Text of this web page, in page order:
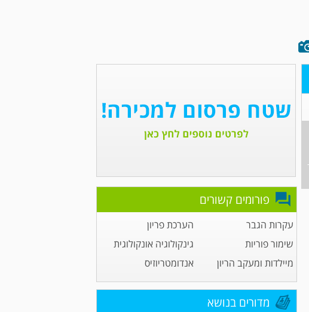
פורומים קשורים
עקרות הגבר
הערכת פריון
שימור פוריות
גינקולוגיה אונקולוגית
מיילדות ומעקב הריון
אנדומטריוזיס
מדורים בנושא